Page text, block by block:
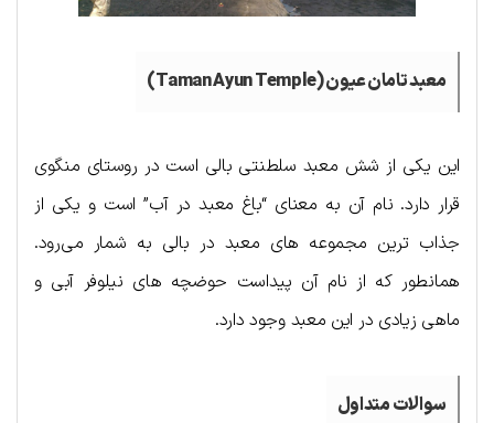
معبد تامان عیون (Taman Ayun Temple
)
این یکی از شش معبد سلطنتی بالی است در روستای منگوی
قرار دارد. نام آن به معنای “باغ معبد در آب” است و یکی از
جذاب ترین مجموعه های معبد در بالی به شمار می‌رود.
همانطور که از نام آن پیداست حوضچه های نیلوفر آبی و
ماهی زیادی در این معبد وجود دارد.
سوالاتمتداول